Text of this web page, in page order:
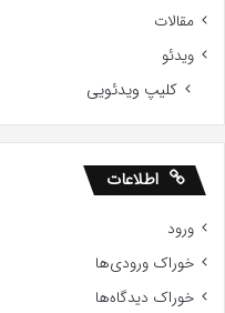
مقالات
ویدئو
کلیپ ویدئویی
اطلاعات
ورود
خوراک ورودی‌ها
خوراک دیدگاه‌ها